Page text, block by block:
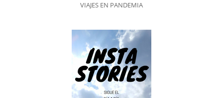
VIAJES EN PANDEMIA